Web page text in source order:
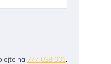
na 777 038 001.